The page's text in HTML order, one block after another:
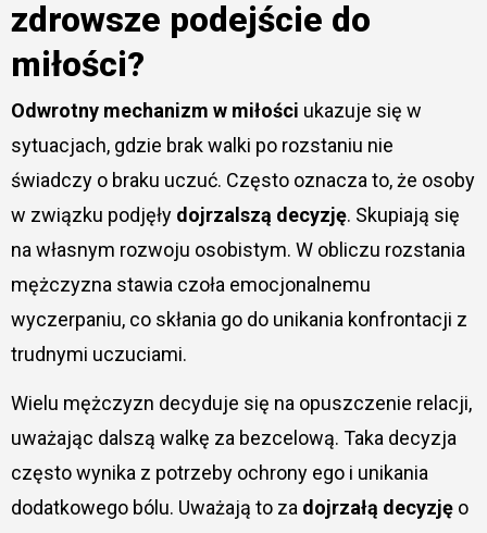
zdrowsze podejście do
miłości?
Odwrotny mechanizm w miłości ukazuje się w
sytuacjach, gdzie brak walki po rozstaniu nie
świadczy o braku uczuć. Często oznacza to, że osoby
w związku podjęły dojrzalszą decyzję. Skupiają się
na własnym rozwoju osobistym. W obliczu rozstania
mężczyzna stawia czoła emocjonalnemu
wyczerpaniu, co skłania go do unikania konfrontacji z
trudnymi uczuciami.
Wielu mężczyzn decyduje się na opuszczenie relacji,
uważając dalszą walkę za bezcelową. Taka decyzja
często wynika z potrzeby ochrony ego i unikania
dodatkowego bólu. Uważają to za dojrzałą decyzjęo